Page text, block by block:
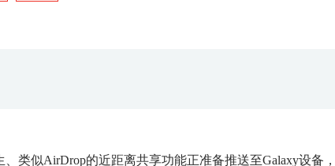
、类似AirDrop的近距离共享功能正准备推送至Galaxy设备